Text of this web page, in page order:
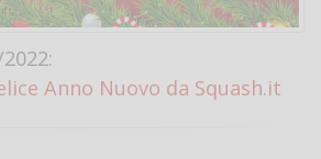
Anno Nuovo da Squash.it